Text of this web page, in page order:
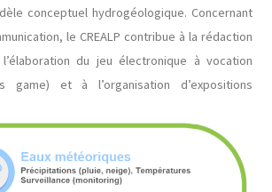
conceptuel hydrogéologique. Concernant
le CREALP contribue à la rédaction
du jeu électronique à vocation
game) et à l’organisation d’expositions